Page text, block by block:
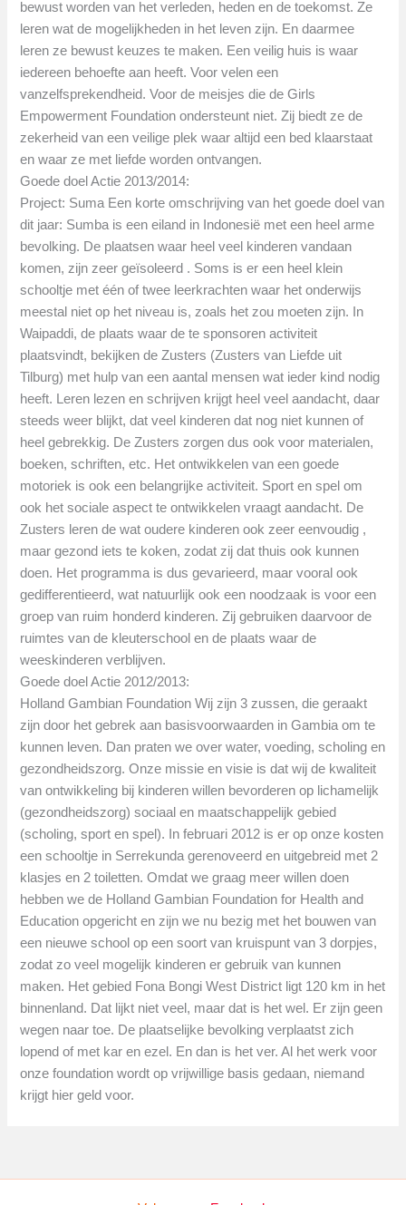
bewust worden van het verleden, heden en de toekomst. Ze
leren wat de mogelijkheden in het leven zijn. En daarmee
leren ze bewust keuzes te maken. Een veilig huis is waar
iedereen behoefte aan heeft. Voor velen een
vanzelfsprekendheid. Voor de meisjes die de Girls
Empowerment Foundation ondersteunt niet. Zij biedt ze de
zekerheid van een veilige plek waar altijd een bed klaarstaat
en waar ze met liefde worden ontvangen.
Goede doel Actie 2013/2014:
Project: Suma Een korte omschrijving van het goede doel van
dit jaar: Sumba is een eiland in Indonesië met een heel arme
bevolking. De plaatsen waar heel veel kinderen vandaan
komen, zijn zeer geïsoleerd . Soms is er een heel klein
schooltje met één of twee leerkrachten waar het onderwijs
meestal niet op het niveau is, zoals het zou moeten zijn. In
Waipaddi, de plaats waar de te sponsoren activiteit
plaatsvindt, bekijken de Zusters (Zusters van Liefde uit
Tilburg) met hulp van een aantal mensen wat ieder kind nodig
heeft. Leren lezen en schrijven krijgt heel veel aandacht, daar
steeds weer blijkt, dat veel kinderen dat nog niet kunnen of
heel gebrekkig. De Zusters zorgen dus ook voor materialen,
boeken, schriften, etc. Het ontwikkelen van een goede
motoriek is ook een belangrijke activiteit. Sport en spel om
ook het sociale aspect te ontwikkelen vraagt aandacht. De
Zusters leren de wat oudere kinderen ook zeer eenvoudig ,
maar gezond iets te koken, zodat zij dat thuis ook kunnen
doen. Het programma is dus gevarieerd, maar vooral ook
gedifferentieerd, wat natuurlijk ook een noodzaak is voor een
groep van ruim honderd kinderen. Zij gebruiken daarvoor de
ruimtes van de kleuterschool en de plaats waar de
weeskinderen verblijven.
Goede doel Actie 2012/2013:
Holland Gambian Foundation Wij zijn 3 zussen, die geraakt
zijn door het gebrek aan basisvoorwaarden in Gambia om te
kunnen leven. Dan praten we over water, voeding, scholing en
gezondheidszorg. Onze missie en visie is dat wij de kwaliteit
van ontwikkeling bij kinderen willen bevorderen op lichamelijk
(gezondheidszorg) sociaal en maatschappelijk gebied
(scholing, sport en spel). In februari 2012 is er op onze kosten
een schooltje in Serrekunda gerenoveerd en uitgebreid met 2
klasjes en 2 toiletten. Omdat we graag meer willen doen
hebben we de Holland Gambian Foundation for Health and
Education opgericht en zijn we nu bezig met het bouwen van
een nieuwe school op een soort van kruispunt van 3 dorpjes,
zodat zo veel mogelijk kinderen er gebruik van kunnen
maken. Het gebied Fona Bongi West District ligt 120 km in het
binnenland. Dat lijkt niet veel, maar dat is het wel. Er zijn geen
wegen naar toe. De plaatselijke bevolking verplaatst zich
lopend of met kar en ezel. En dan is het ver. Al het werk voor
onze foundation wordt op vrijwillige basis gedaan, niemand
krijgt hier geld voor.